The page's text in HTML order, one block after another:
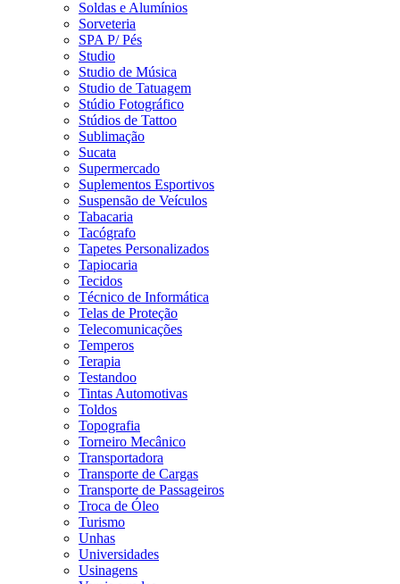
Soldas e Alumínios
Sorveteria
SPA P/ Pés
Studio
Studio de Música
Studio de Tatuagem
Stúdio Fotográfico
Stúdios de Tattoo
Sublimação
Sucata
Supermercado
Suplementos Esportivos
Suspensão de Veículos
Tabacaria
Tacógrafo
Tapetes Personalizados
Tapiocaria
Tecidos
Técnico de Informática
Telas de Proteção
Telecomunicações
Temperos
Terapia
Testandoo
Tintas Automotivas
Toldos
Topografia
Torneiro Mecânico
Transportadora
Transporte de Cargas
Transporte de Passageiros
Troca de Óleo
Turismo
Unhas
Universidades
Usinagens